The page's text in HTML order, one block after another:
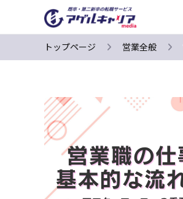
トップページ 営業全般